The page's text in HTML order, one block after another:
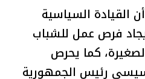
القيادة السياسية
فرص عمل للشباب
كما يحرص
رئيس الجمهورية